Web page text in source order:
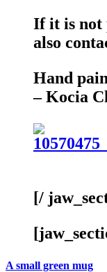
If it is not
also
Hand
– Kocia
[/
A small green mug